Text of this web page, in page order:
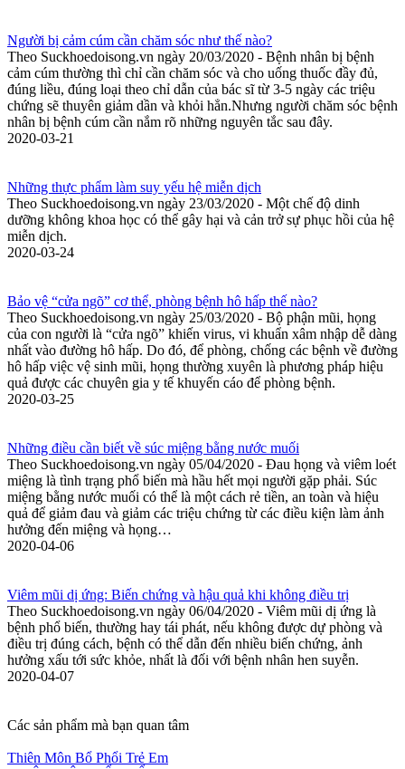
Người bị cảm cúm cần chăm sóc như thế nào?
Theo Suckhoedoisong.vn ngày 20/03/2020 - Bệnh nhân bị bệnh
cảm cúm thường thì chỉ cần chăm sóc và cho uống thuốc đầy đủ,
đúng liều, đúng loại theo chỉ dẫn của bác sĩ từ 3-5 ngày các triệu
chứng sẽ thuyên giảm dần và khỏi hẳn.Nhưng người chăm sóc bệnh
nhân bị bệnh cúm cần nắm rõ những nguyên tắc sau đây.
2020-03-21
Những thực phẩm làm suy yếu hệ miễn dịch
Theo Suckhoedoisong.vn ngày 23/03/2020 - Một chế độ dinh
dưỡng không khoa học có thể gây hại và cản trở sự phục hồi của hệ
miễn dịch.
2020-03-24
Bảo vệ “cửa ngõ” cơ thể, phòng bệnh hô hấp thế nào?
Theo Suckhoedoisong.vn ngày 25/03/2020 - Bộ phận mũi, họng
của con người là “cửa ngõ” khiến virus, vi khuẩn xâm nhập dễ dàng
nhất vào đường hô hấp. Do đó, để phòng, chống các bệnh về đường
hô hấp việc vệ sinh mũi, họng thường xuyên là phương pháp hiệu
quả được các chuyên gia y tế khuyến cáo để phòng bệnh.
2020-03-25
Những điều cần biết về súc miệng bằng nước muối
Theo Suckhoedoisong.vn ngày 05/04/2020 - Đau họng và viêm loét
miệng là tình trạng phổ biến mà hầu hết mọi người gặp phải. Súc
miệng bằng nước muối có thể là một cách rẻ tiền, an toàn và hiệu
quả để giảm đau và giảm các triệu chứng từ các điều kiện làm ảnh
hưởng đến miệng và họng…
2020-04-06
Viêm mũi dị ứng: Biến chứng và hậu quả khi không điều trị
Theo Suckhoedoisong.vn ngày 06/04/2020 - Viêm mũi dị ứng là
bệnh phổ biến, thường hay tái phát, nếu không được dự phòng và
điều trị đúng cách, bệnh có thể dẫn đến nhiều biến chứng, ảnh
hưởng xấu tới sức khỏe, nhất là đối với bệnh nhân hen suyễn.
2020-04-07
Các sản phẩm mà bạn quan tâm
Thiên Môn Bổ Phổi Trẻ Em